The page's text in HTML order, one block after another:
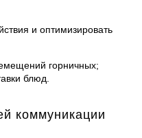
и оптимизировать
горничных;
блюд.
коммуникации